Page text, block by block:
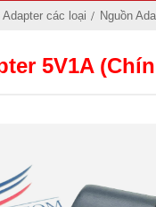
Adapter các loại Nguồn
5V1A